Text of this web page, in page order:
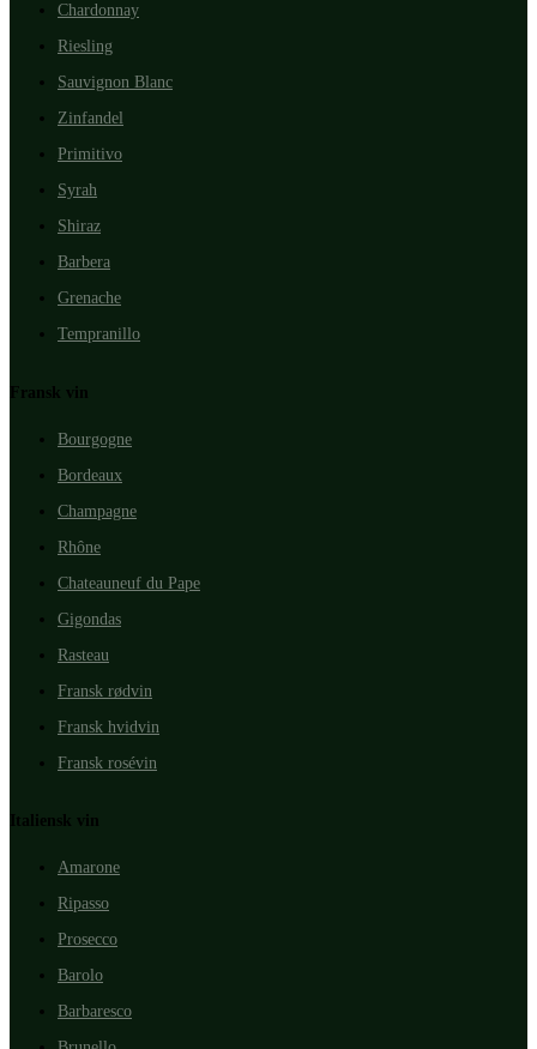
Chardonnay
Riesling
Sauvignon Blanc
Zinfandel
Primitivo
Syrah
Shiraz
Barbera
Grenache
Tempranillo
Fransk vin
Bourgogne
Bordeaux
Champagne
Rhône
Chateauneuf du Pape
Gigondas
Rasteau
Fransk rødvin
Fransk hvidvin
Fransk rosévin
Italiensk vin
Amarone
Ripasso
Prosecco
Barolo
Barbaresco